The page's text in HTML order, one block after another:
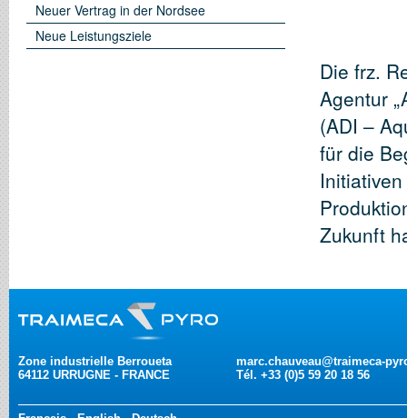
Die frz.
Agentur
(ADI –
für die
Zukunft
Neuer Vertrag in der Nordsee
Neue Leistungsziele
Zone industrielle Berroueta
64112 URRUGNE - FRANCE
marc.chauveau@traimeca-
Tél. +33 (0)5 59 20 18 56